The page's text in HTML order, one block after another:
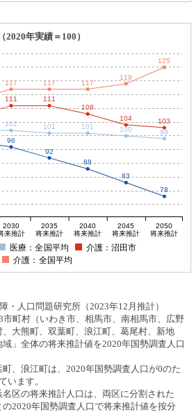
2020年実績＝100）
96
92
88
83
78
102 101 101 100 99
111
111
108
104
103
117 117 117
119
125
2030
来推計
2035
将来推計
2040
将来推計
2045
将来推計
2050
将来推計
医療：全国平均
介護：沼田市
介護：全国平均
・人口問題研究所（2023年12月推計）
町村（いわき市、相馬市、南相馬市、広野
大熊町、双葉町、浪江町、葛尾村、新地
」全体の将来推計値を2020年国勢調査人口
浪江町は、2020年国勢調査人口が0のた
います。
区の将来推計人口は、両区に分割された
の2020年国勢調査人口で将来推計値を按分